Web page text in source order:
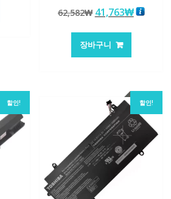
5.00
로 평가됨
62,582₩ 원
가
격:
41,763₩현
장바구니
할인! 할인!